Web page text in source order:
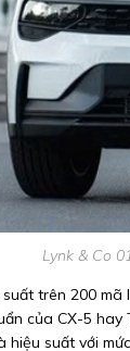
Lynk & Co
trên 200
của CX-5 hay
hiệu suất với